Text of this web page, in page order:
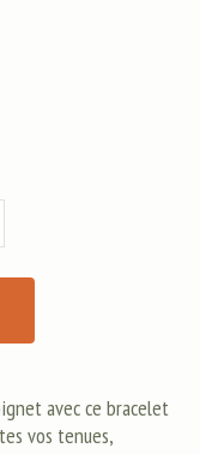
avec ce bracelet
vos tenues,